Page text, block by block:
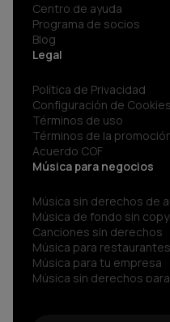
Centro de ayuda
Programa de socios
Blog
Legal
Política de Privacidad
Configuración de Cookies
Términos de uso
Términos de la
Acuerdo COF
Música para negocios
Música sin derechos de
Música de fondo sin
Canciones sin derechos
Música para restaurantes
Música para tu empresa
Música sin derechos